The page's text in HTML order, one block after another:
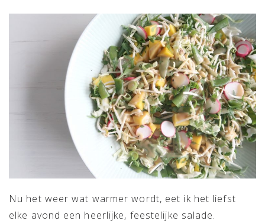
Nu het weer wat warmer wordt, eet ik het liefst
elke avond een heerlijke, feestelijke salade.